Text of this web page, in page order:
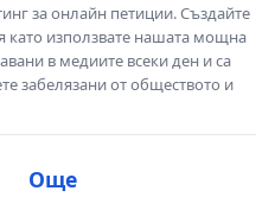
за онлайн петиции. Създайте
като използвате нашата мощна
в медиите всеки ден и са
забелязани от обществото и
Още